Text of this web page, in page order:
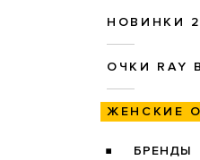
НОВИНКИ
ОЧКИ RAY
ЖЕНСКИЕ
БРЕНДЫ